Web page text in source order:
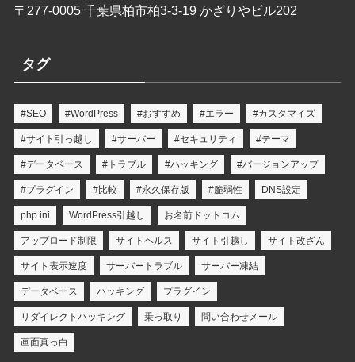
〒277-0005 千葉県柏市柏3-3-19 かざりやビル202
タグ
#SEO #WordPress #おすすめ #エラー #カスタマイズ
#サイト引っ越し #サーバー #セキュリティ #テーマ
#データベース #トラブル #ハッキング #バージョンアップ
#プラグイン #比較 #永久保存版 #脆弱性 DNS設定
php.ini WordPress引越し お名前ドットコム
アップロード制限 サイトヘルス サイト引越し サイト改ざん
サイト表示速度 サーバートラブル サーバー凍結
データベース ハッキング プラグイン
リダイレクトハッキング 乗っ取り 問い合わせメール
画面真っ白